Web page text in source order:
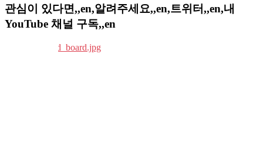
관심이 있다면,,en,알려주세요,,en,트위터,,en,내
YouTube 채널 구독,,en